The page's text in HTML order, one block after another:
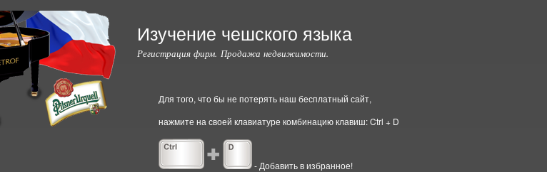
Перейти к
основному
содержанию
Изучение чешского языка
Регистрация фирм. Продажа недвижимости.
Для того, что бы не потерять наш бесплатный сайт,
нажмите на своей клавиатуре комбинацию клавиш: Ctrl + D
- Добавить в избранное!